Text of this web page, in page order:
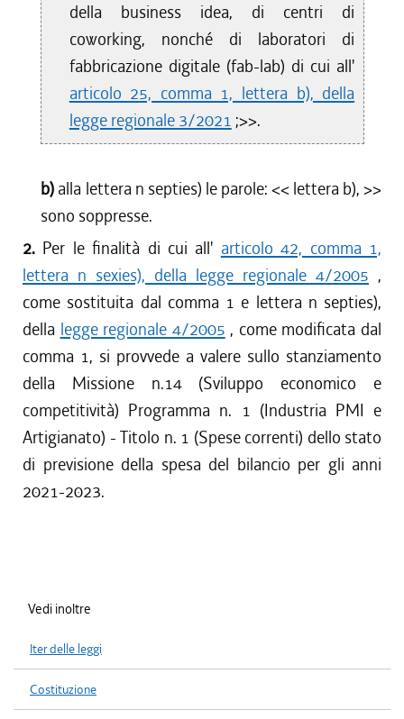
della business idea, di centri di
coworking, nonché di laboratori di
fabbricazione digitale (fab-lab) di cui all'
articolo 25, comma 1, lettera b), della
legge regionale 3/2021 ;>>.
b) alla lettera n septies) le parole: << lettera b), >>
sono soppresse.
2. Per le finalità di cui all' articolo 42, comma 1,
lettera n sexies), della legge regionale 4/2005 ,
come sostituita dal comma 1 e lettera n septies),
della legge regionale 4/2005 , come modificata dal
comma 1, si provvede a valere sullo stanziamento
della Missione n.14 (Sviluppo economico e
competitività) Programma n. 1 (Industria PMI e
Artigianato) - Titolo n. 1 (Spese correnti) dello stato
di previsione della spesa del bilancio per gli anni
2021-2023.
Vedi inoltre
Iter delle leggi
Costituzione